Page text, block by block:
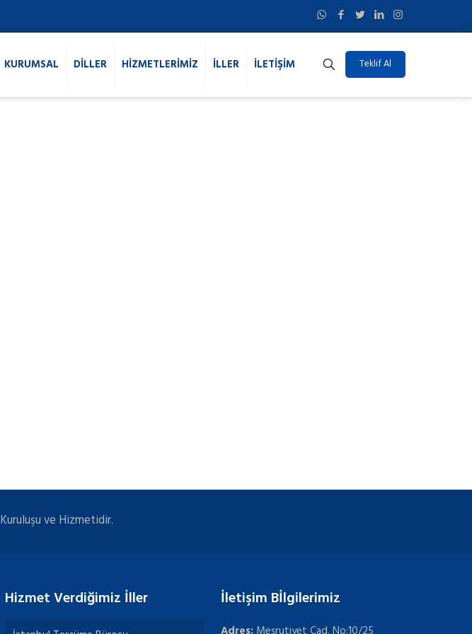
KURUMSAL DİLLER HİZMETLERİMİZ İLLER İLETİŞİM Teklif Al
Kuruluşu ve Hizmetidir.
Hizmet Verdiğimiz İller İletişim Bİlgilerimiz